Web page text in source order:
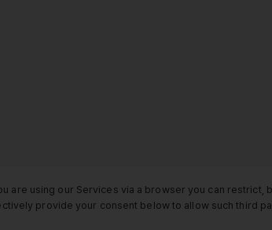
are using our Services via a browser you can
provide your consent below to allow such third